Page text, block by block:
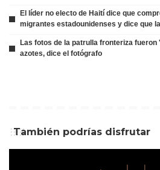
El líder no electo de Haití dice que
migrantes estadounidenses y dice que
Las fotos de la patrulla fronteriza
azotes, dice el fotógrafo
También podrías disfrutar